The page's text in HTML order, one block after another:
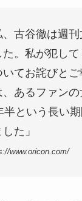
、古谷徹は週
。私が犯して
てお詫びと
、あるファン
半という長い
した」
www.oricon.com/